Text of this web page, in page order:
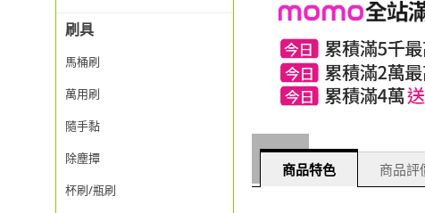
刷具
馬桶刷
萬用刷
隨手黏
除塵撢
杯刷/瓶刷
商品特色 商品評